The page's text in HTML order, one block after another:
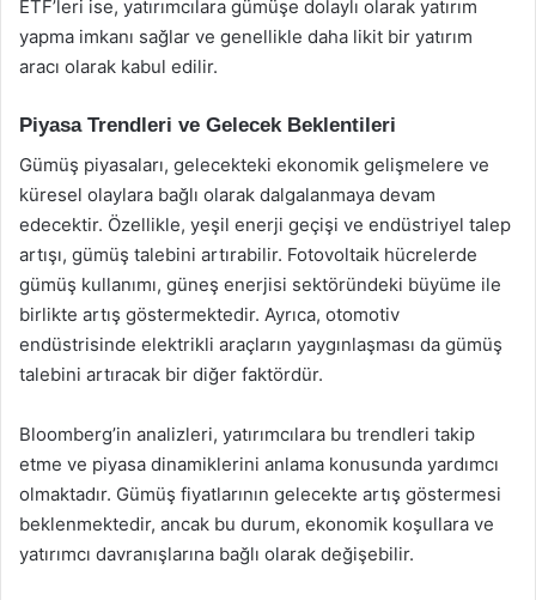
ETF’leri ise, yatırımcılara gümüşe dolaylı olarak yatırım
yapma imkanı sağlar ve genellikle daha likit bir yatırım
aracı olarak kabul edilir.
Piyasa Trendleri ve Gelecek Beklentileri
Gümüş piyasaları, gelecekteki ekonomik gelişmelere ve
küresel olaylara bağlı olarak dalgalanmaya devam
edecektir. Özellikle, yeşil enerji geçişi ve endüstriyel talep
artışı, gümüş talebini artırabilir. Fotovoltaik hücrelerde
gümüş kullanımı, güneş enerjisi sektöründeki büyüme ile
birlikte artış göstermektedir. Ayrıca, otomotiv
endüstrisinde elektrikli araçların yaygınlaşması da gümüş
talebini artıracak bir diğer faktördür.
Bloomberg’in analizleri, yatırımcılara bu trendleri takip
etme ve piyasa dinamiklerini anlama konusunda yardımcı
olmaktadır. Gümüş fiyatlarının gelecekte artış göstermesi
beklenmektedir, ancak bu durum, ekonomik koşullara ve
yatırımcı davranışlarına bağlı olarak değişebilir.